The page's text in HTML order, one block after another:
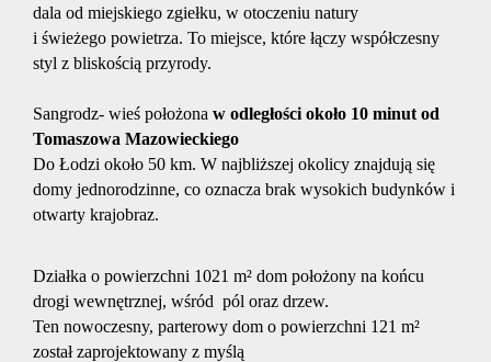
dala od miejskiego zgiełku, w otoczeniu natury
i świeżego powietrza. To miejsce, które łączy współczesny
styl z bliskością przyrody.
Sangrodz- wieś położona w odległości około 10 minut od
Tomaszowa Mazowieckiego
Do Łodzi około 50 km. W najbliższej okolicy znajdują się
domy jednorodzinne, co oznacza brak wysokich budynków i
otwarty krajobraz.
Działka o powierzchni 1021 m² dom położony na końcu
drogi wewnętrznej, wśród pól oraz drzew.
Ten nowoczesny, parterowy dom o powierzchni 121 m²
został zaprojektowany z myślą